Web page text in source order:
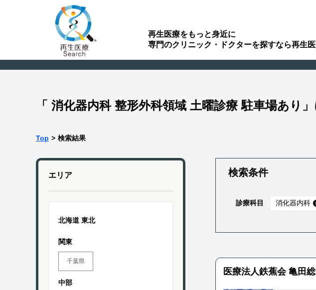
再生医療をもっと身近に
専門のクリニック・ドクターを探すなら再生
「 消化器内科 整形外科領域 土曜診療 駐車場あり
Top > 検索結果
エリア
北海道 東北
関東
千葉県
中部
検索条件
診療科目 消化器内科
医療法人鉄蕉会 亀田